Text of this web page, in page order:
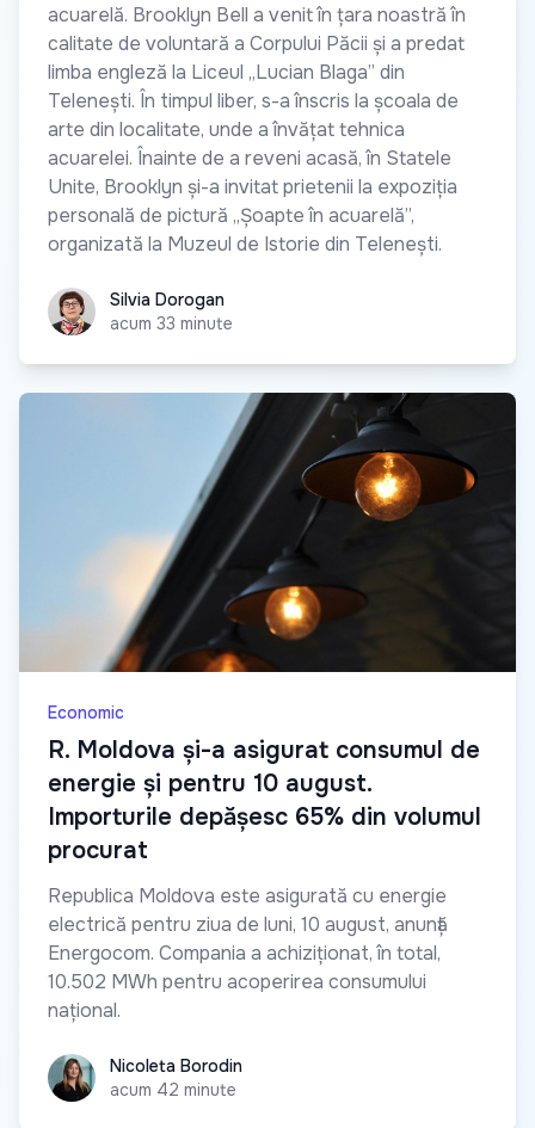
acuarelă. Brooklyn Bell a venit în țara noastră în
calitate de voluntară a Corpului Păcii și a predat
limba engleză la Liceul „Lucian Blaga” din
Telenești. În timpul liber, s-a înscris la școala de
arte din localitate, unde a învățat tehnica
acuarelei. Înainte de a reveni acasă, în Statele
Unite, Brooklyn și-a invitat prietenii la expoziția
personală de pictură „Șoapte în acuarelă”,
organizată la Muzeul de Istorie din Telenești.
Silvia Dorogan
Silvia Dorogan
acum 33 minute
Economic
R. Moldova și-a asigurat consumul de
energie și pentru 10 august.
Importurile depășesc 65% din volumul
procurat
Republica Moldova este asigurată cu energie
electrică pentru ziua de luni, 10 august, anunță
Energocom. Compania a achiziționat, în total,
10.502 MWh pentru acoperirea consumului
național.
Nicoleta Borodin
Nicoleta Borodin
acum 42 minute